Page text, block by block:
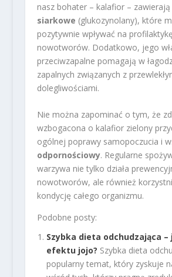
nasz bohater – kalafior – zawierają
siarkowe (glukozynolany), które
pozytywnie wpływać na profilaktykę
nowotworów. Dodatkowo, jego
przeciwzapalne pomagają w
zapalnych związanych z
dolegliwościami.
Nie można zapominać o tym, że
wzbogacona o kalafior zielony
ogólnej poprawy samopoczucia i
odpornościowy. Regularne
warzywa nie tylko działa
nowotworów, ale również
kondycję całego organizmu.
Podobne posty:
Szybka dieta odchudzająca –
efektu jojo? Szybka dieta
popularny temat, który zyskuje